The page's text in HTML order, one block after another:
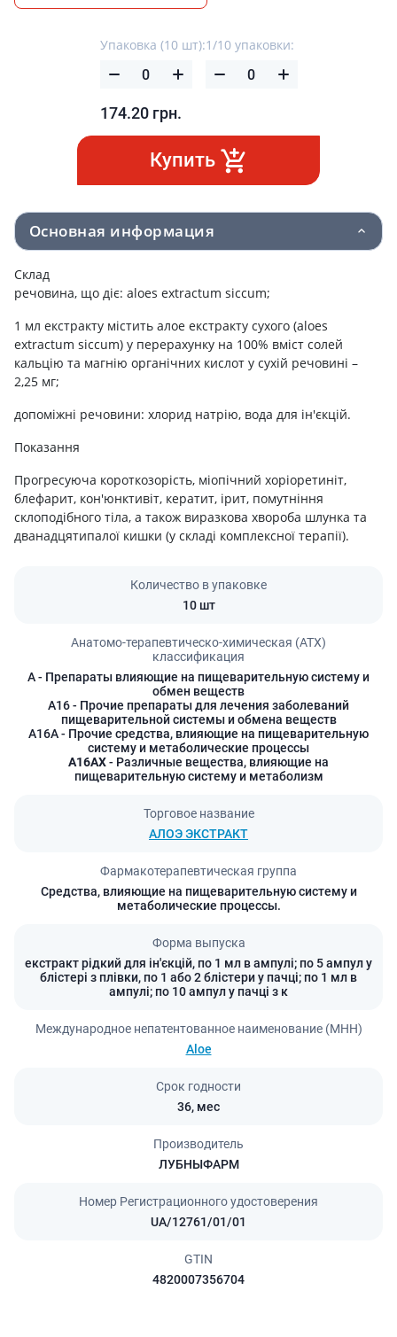
Упаковка (10 шт):
174.20 грн.
1/10 упаковки:
Купить
Основная информация
Склад
речовина, що діє: aloes extractum siccum;
1 мл екстракту містить алое екстракту сухого (aloes
extractum siccum) у перерахунку на 100% вміст солей
кальцію та магнію органічних кислот у сухій речовині –
2,25 мг;
допоміжні речовини: хлорид натрію, вода для ін'єкцій.
Показання
Прогресуюча короткозорість, міопічний хоріоретиніт,
блефарит, кон'юнктивіт, кератит, ірит, помутніння
склоподібного тіла, а також виразкова хвороба шлунка та
дванадцятипалої кишки (у складі комплексної терапії).
Количество в упаковке
10 шт
Анатомо-терапевтическо-химическая (АТХ)
классификация
A- Препараты влияющие на пищеварительную систему и
обмен веществ
A16- Прочие препараты для лечения заболеваний
пищеварительной системы и обмена веществ
A16A- Прочие средства, влияющие на пищеварительную
систему и метаболические процессы
A16AX- Различные вещества, влияющие на
пищеварительную систему и метаболизм
Торговое название
АЛОЭ ЭКСТРАКТ
Фармакотерапевтическая группа
Средства, влияющие на пищеварительную систему и
метаболические процессы.
Форма выпуска
екстракт рідкий для ін'єкцій, по 1 мл в ампулі; по 5 ампул у
блістері з плівки, по 1 або 2 блістери у пачці; по 1 мл в
ампулі; по 10 ампул у пачці з к
Международное непатентованное наименование (МНН)
Aloe
Срок годности
36, мес
Производитель
ЛУБНЫФАРМ
Номер Регистрационного удостоверения
UA/12761/01/01
GTIN
4820007356704